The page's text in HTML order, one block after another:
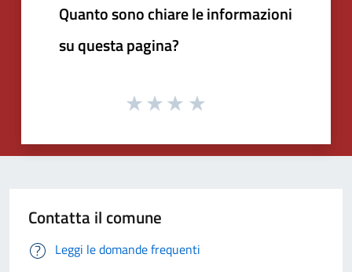
Quanto sono chiare le informazioni
su questa pagina?
Contatta il comune
Leggi le domande frequenti